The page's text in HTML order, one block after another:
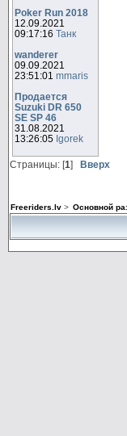
Poker Run 2018
12.09.2021
09:17:16Танк
wanderer
09.09.2021
23:51:01mmaris
Продается
Suzuki DR 650
SE SP 46
31.08.2021
13:26:05 Igorek
Страницы: [1] Вверх
Freeriders.lv > Основной